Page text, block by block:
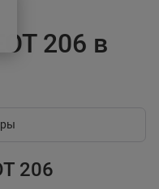
206 в
206